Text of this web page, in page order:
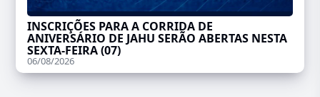
INSCRIÇÕES PARA A CORRIDA DE
ANIVERSÁRIO DE JAHU SERÃO ABERTAS NESTA
SEXTA-FEIRA (07)
06/08/2026